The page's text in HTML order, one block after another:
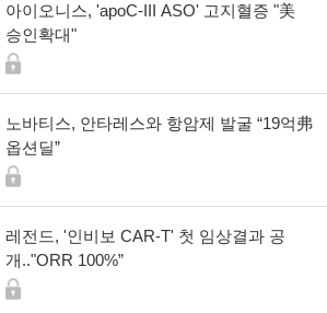
아이오니스, 'apoC-III ASO' 고지혈증 "美
승인확대"
노바티스, 안타레스와 항암제 발굴 “19억弗
옵션딜”
레전드, '인비보 CAR-T' 첫 임상결과 공
개.."ORR 100%”